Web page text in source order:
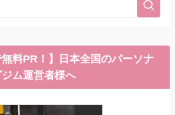
無料PR！】日本全国のパーソナ
ム運営者様へ